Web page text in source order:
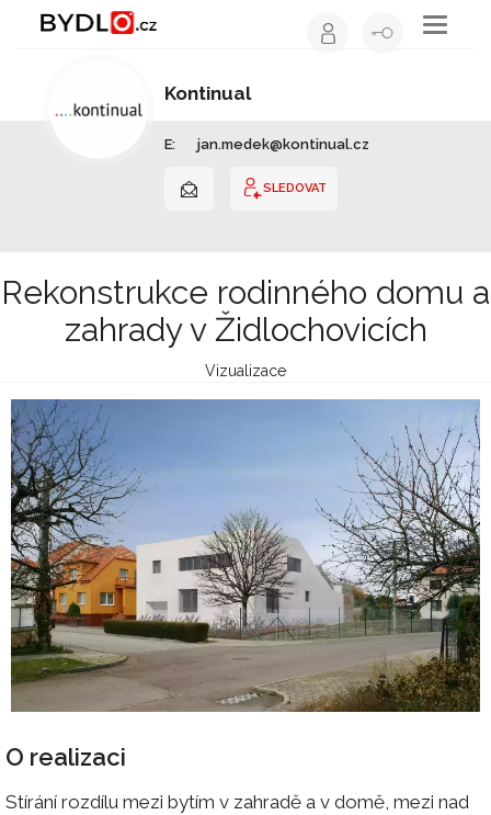
Toggle
Kontinual
E: jan.medek@kontinual.cz
SLEDOVAT
Rekonstrukce rodinného domu a
zahrady v Židlochovicích
Vizualizace
O realizaci
Stírání rozdílu mezi bytím v zahradě a v domě, mezi nad